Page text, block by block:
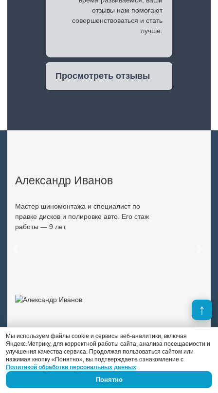
отзывы нам помогают
совершенствоваться и стать
лучше.
Просмотреть отзывы
Александр Иванов
Мастер шиномонтажа и специалист по
правке дисков и полировке авто. Его стаж
работы — 9 лет.
Мы используем файлы cookie и сервисы веб-аналитики, включая
Яндекс.Метрику, для корректной работы сайта, анализа посещаемости и
улучшения качества сервиса. Продолжая пользоваться сайтом или
нажимая кнопку «Понятно», вы подтверждаете ознакомление с
Политикой обработки персональных данных.
Понятно